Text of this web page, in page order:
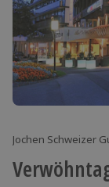
Jochen Schweizer